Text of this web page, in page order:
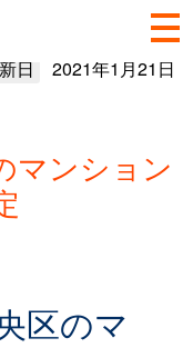
日 2021年1月21日
マンション
区のマ